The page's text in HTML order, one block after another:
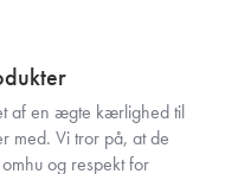
af en ægte kærlighed til
med. Vi tror på, at de
og respekt for